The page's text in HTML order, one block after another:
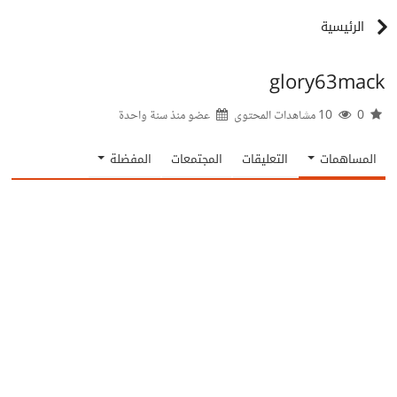
الرئيسية
glory63mack
عضو منذسنة واحدة
المساهمات التعليقات المجتمعات المفضلة